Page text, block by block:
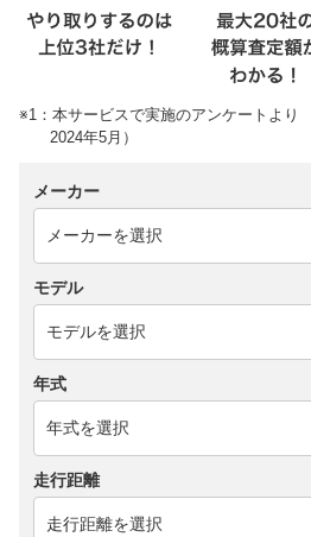
※1：本サービスで実施のアンケートより
2024年5月）
メーカー
モデル
年式
走行距離